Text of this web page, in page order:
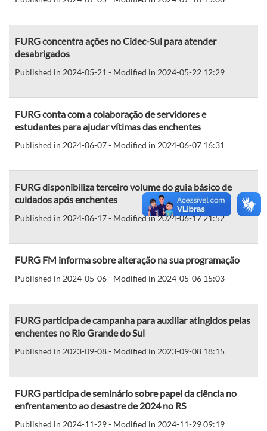
FURG concentra ações no Cidec-Sul para atender
desabrigados
Published in 2024-05-21 - Modified in 2024-05-22 12:29
FURG conta com a colaboração de servidores e
estudantes para ajudar vítimas das enchentes
Published in 2024-06-07 - Modified in 2024-06-07 16:31
FURG disponibiliza terceiro volume do guia básico de
cuidados após enchentes
Published in 2024-06-17 - Modified in 2024-06-17 21:52
FURG FM informa sobre alteração na sua programação
Published in 2024-05-06 - Modified in 2024-05-06 15:03
FURG participa de campanha para auxiliar atingidos pelas
enchentes no Rio Grande do Sul
Published in 2023-09-08 - Modified in 2023-09-08 18:15
FURG participa de seminário sobre papel da ciência no
enfrentamento ao desastre de 2024 no RS
Published in 2024-11-29 - Modified in 2024-11-29 09:19